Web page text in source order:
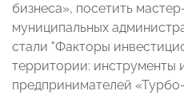
бизнеса», посетить
муниципальных
стали "Факторы
территории: инструменты
предпринимателей